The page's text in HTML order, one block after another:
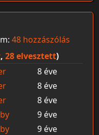
48 hozzászólás
, 28 elvesztett)
8 éve
8 éve
8 éve
9 éve
9 éve